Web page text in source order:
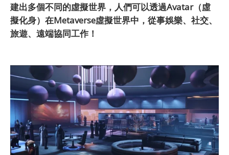
建出多個不同的虛擬世界，人們可以透過Avatar（虛
擬化身）在Metaverse虛擬世界中，從事娛樂、社交、
旅遊、遠端協同工作！